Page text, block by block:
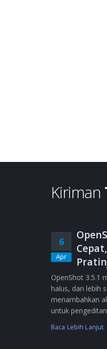
Kiriman
6
Apr
OpenShot 3.5.1
halus, dan lebih
menambahkan
untuk
Baca Lebih Lanjut